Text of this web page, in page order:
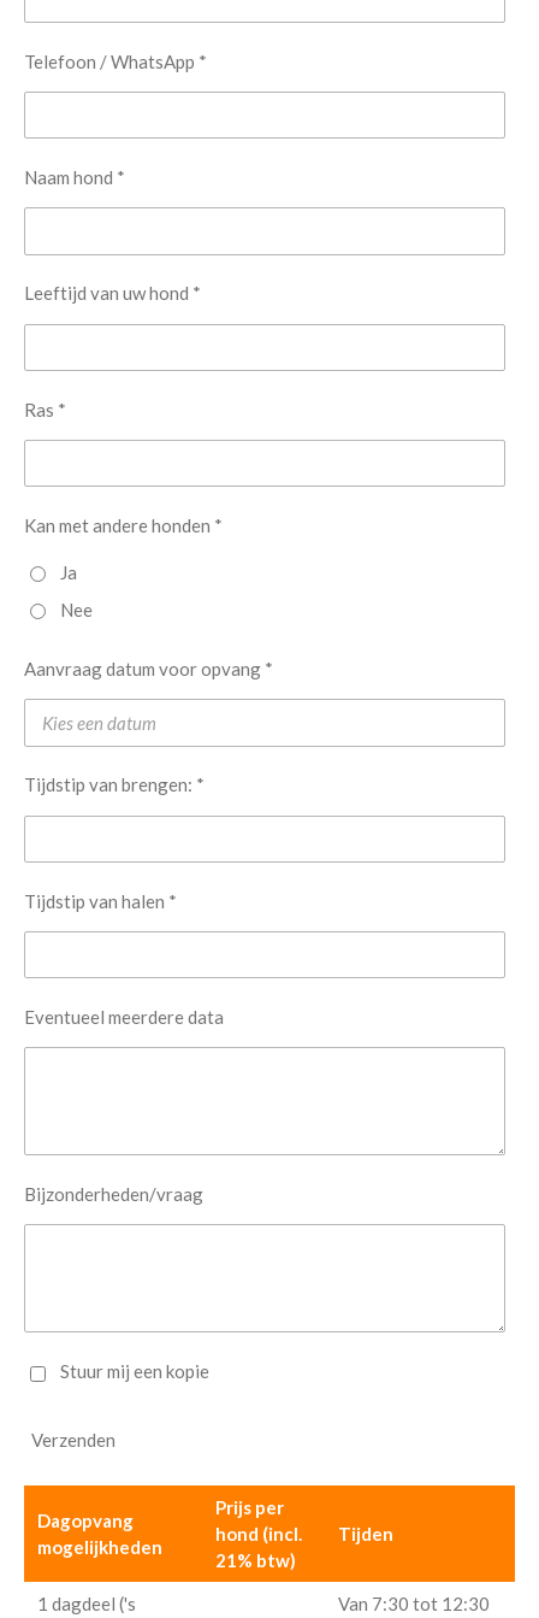
Telefoon / WhatsApp *
Naam hond *
Leeftijd van uw hond *
Ras *
Kan met andere honden *
Ja
Nee
Aanvraag datum voor opvang *
Tijdstip van brengen: *
Tijdstip van halen *
Eventueel meerdere data
Bijzonderheden/vraag
Stuur mij een kopie
Verzenden
Dagopvang
mogelijkheden
Prijs per
hond (incl.
21% btw)
Tijden
1 dagdeel ('s
Van 7:30 tot 12:30